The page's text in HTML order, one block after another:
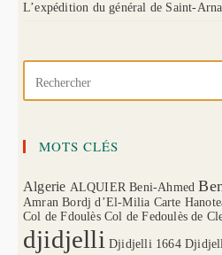
L’expédition du général de Saint-
MOTS CLÉS
Algerie ALQUIER Beni-Ahmed
Amran Bordj d’El-Milia Carte
Col de Fdoulès Col de Fedoulès de
djidjelli Djidjelli 1664